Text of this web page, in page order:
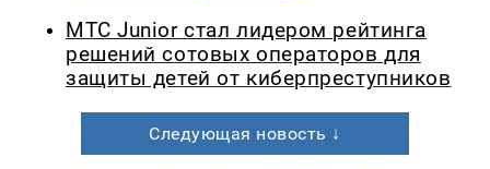
МТС Junior стал лидером рейтинга
решений сотовых операторов для
защиты детей от киберпреступников
Следующая новость ↓